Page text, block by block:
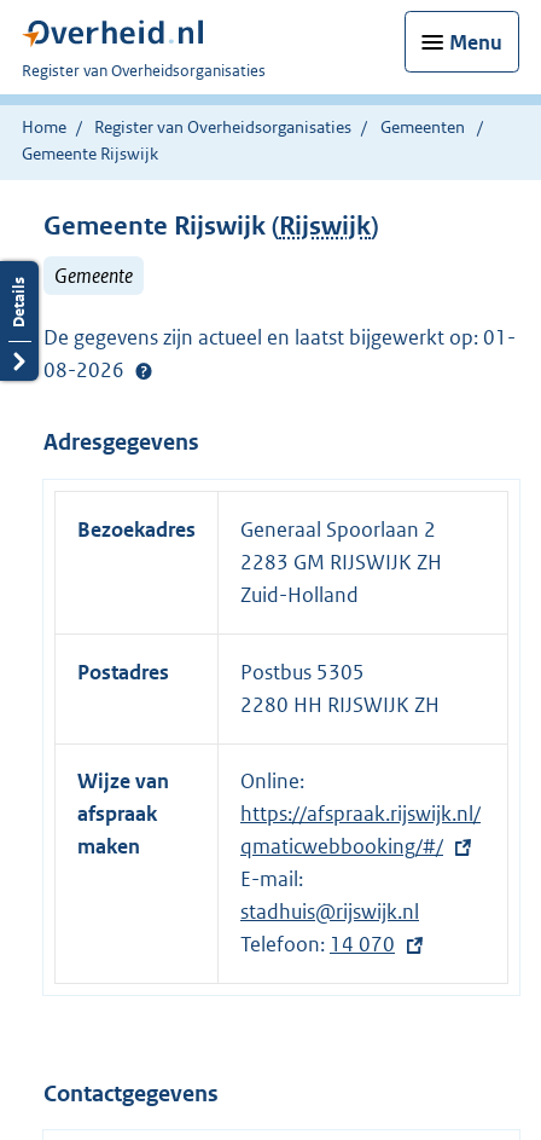
Menu
U
bent
nu
hier:
Register van Overheidsorganisaties
Home Register van Overheidsorganisaties
Gemeenten
Gemeente Rijswijk
Gemeente Rijswijk (Rijswijk)
Gemeente
De gegevens zijn actueel en laatst bijgewerkt op: 01-
08-2026
Adresgegevens
Bezoekadres
Generaal Spoorlaan 2
2283 GM RIJSWIJK ZH
Zuid-Holland
Postadres
Postbus 5305
2280 HH RIJSWIJK ZH
Wijze van
afspraak
maken
Online:
x
t
r
n
e
https://afspraak.rijswijk.nl/
qmaticwebbooking/#/
E-mail:
stadhuis@rijswijk.nl
Telefoon: E
x
14 070
Contactgegevens